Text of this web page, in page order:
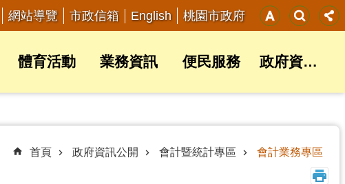
網站導覽 市政信箱 English 桃園市政府
體育活動 業務資訊 便民服務 政府資訊公開
首頁 政府資訊公開 會計暨統計專區 會計業務專區